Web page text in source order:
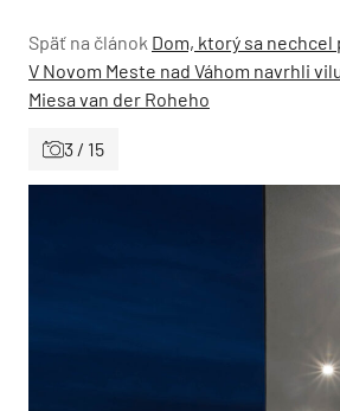
Späť na článok Dom, ktorý sa
V Novom Meste nad Váhom navrhli
Miesa van der Roheho
3 / 15